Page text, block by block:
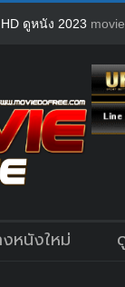
ดูหนัง 2023
หนังใหม่